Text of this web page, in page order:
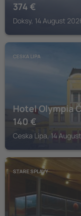
374 €
Doksy, 14 August
CESKA LIPA
Hotel Olympia
140 €
Ceska Lipa, 14
STARE SPLAVY